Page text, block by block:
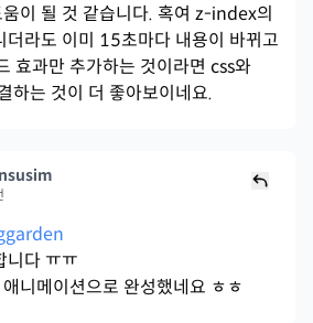
이 될 것 같습니다. 혹여 z-index의
더라도 이미 15초마다 내용이 바뀌고
효과만 추가하는 것이라면 css와
하는 것이 더 좋아보이네요.
니다 ㅠㅠ
니메이션으로 완성했네요 ㅎㅎ